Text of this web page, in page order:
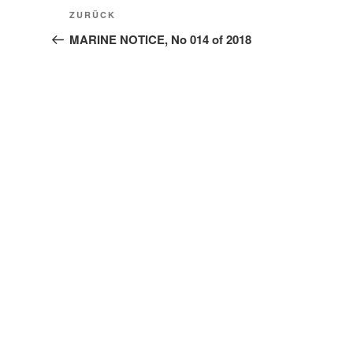
Beitragsnavigation
Vorheriger
Beitrag
ZURÜCK
MARINE NOTICE, No 014 of 2018